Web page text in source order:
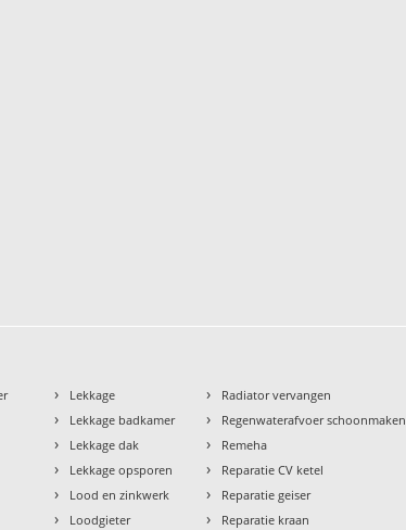
› Lekkage
› Lekkage badkamer
› Lekkage dak
› Lekkage opsporen
› Lood en zinkwerk
› Loodgieter
› Radiator vervangen
› Regenwaterafvoer schoonmaken
› Remeha
› Reparatie CV ketel
› Reparatie geiser
› Reparatie kraan